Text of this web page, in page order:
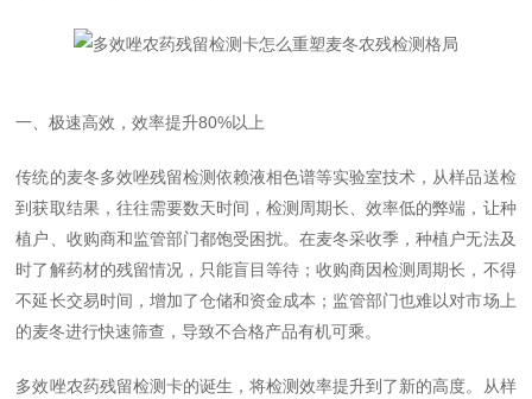
一、极速高效，效率提升80%以上
传统的麦冬多效唑残留检测依赖液相色谱等实验室技术，从样品送检
到获取结果，往往需要数天时间，检测周期长、效率低的弊端，让种
植户、收购商和监管部门都饱受困扰。在麦冬采收季，种植户无法及
时了解药材的残留情况，只能盲目等待；收购商因检测周期长，不得
不延长交易时间，增加了仓储和资金成本；监管部门也难以对市场上
的麦冬进行快速筛查，导致不合格产品有机可乘。
多效唑农药残留检测卡的诞生，将检测效率提升到了新的高度。从样